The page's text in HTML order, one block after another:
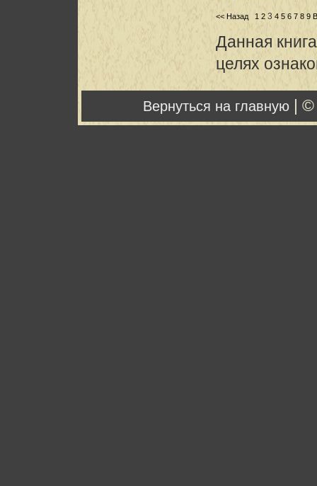
<< Назад 1 2 3 4 5 6 7 8 9
Данная
целях
Вернуться на главную |